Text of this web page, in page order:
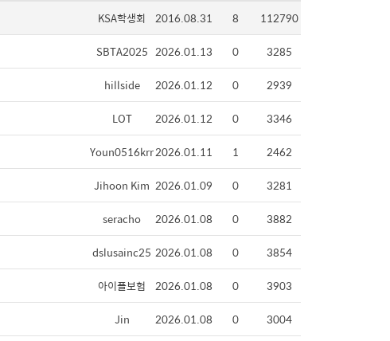
KSA학생회 2016.08.31 8
112790
SBTA2025 2026.01.13 0
3285
hillside 2026.01.12 0
2939
LOT 2026.01.12 0
3346
Youn0516krr2026.01.11 1
2462
Jihoon Kim 2026.01.09 0
3281
seracho 2026.01.08 0
3882
dslusainc25 2026.01.08 0
3854
아이플보험 2026.01.08 0
3903
Jin 2026.01.08 0
3004